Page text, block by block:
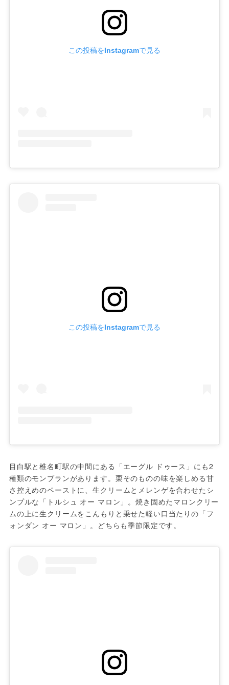
この投稿をInstagramで見る
この投稿をInstagramで見る
目白駅と椎名町駅の中間にある「エーグル ドゥース」にも2
種類のモンブランがあります。栗そのものの味を楽しめる甘
さ控えめのペーストに、生クリームとメレンゲを合わせたシ
ンプルな「トルシュ オー マロン」。焼き固めたマロンクリー
ムの上に生クリームをこんもりと乗せた軽い口当たりの「フ
ォンダン オー マロン」。どちらも季節限定です。